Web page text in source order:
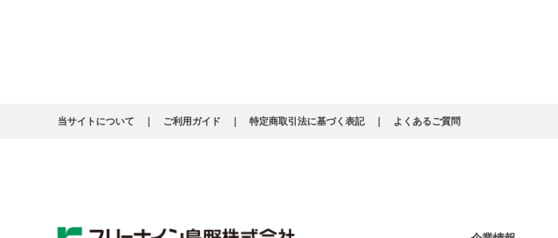
当サイトについて ご利用ガイド 特定商取引法に基づく表記 よくあるご質問